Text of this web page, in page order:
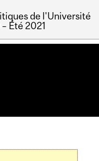
de l'Université
Été 2021